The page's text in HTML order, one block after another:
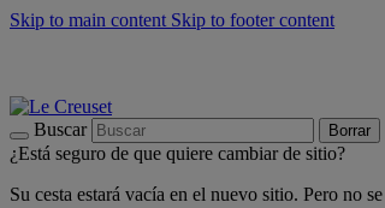
Skip to main content Skip to footer content
Buscar Borrar
¿Está seguro de que quiere cambiar de sitio?
Su cesta estará vacía en el nuevo sitio. Pero no